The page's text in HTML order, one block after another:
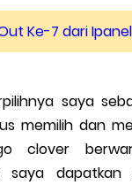
Ke-7 dari
saya
memilih dan
clover
saya dapatkan